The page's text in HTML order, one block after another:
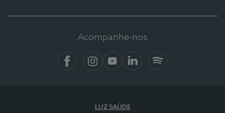
Acompanhe-nos
LUZ SAÚDE